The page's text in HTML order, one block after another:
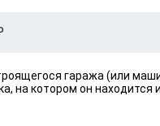
гаража (или
на котором он находится